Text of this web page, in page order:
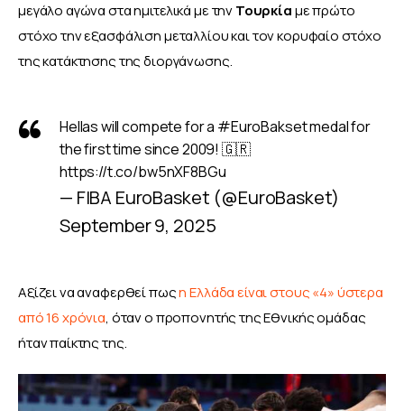
μεγάλο αγώνα στα ημιτελικά με την Τουρκία με πρώτο
στόχο την εξασφάλιση μεταλλίου και τον κορυφαίο στόχο
της κατάκτησης της διοργάνωσης.
Hellas will compete for a #EuroBaksetmedal for
the first time since 2009! 🇬🇷
https://t.co/bw5nXF8BGu
— FIBA EuroBasket (@EuroBasket)
September 9, 2025
Αξίζει να αναφερθεί πως η Ελλάδα είναι στους «4» ύστερα
από 16 χρόνια, όταν ο προπονητής της Εθνικής ομάδας
ήταν παίκτης της.